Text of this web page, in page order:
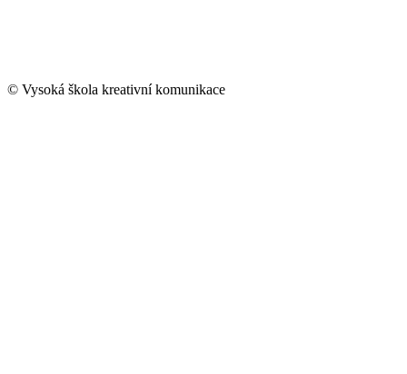
© Vysoká škola kreativní komunikace